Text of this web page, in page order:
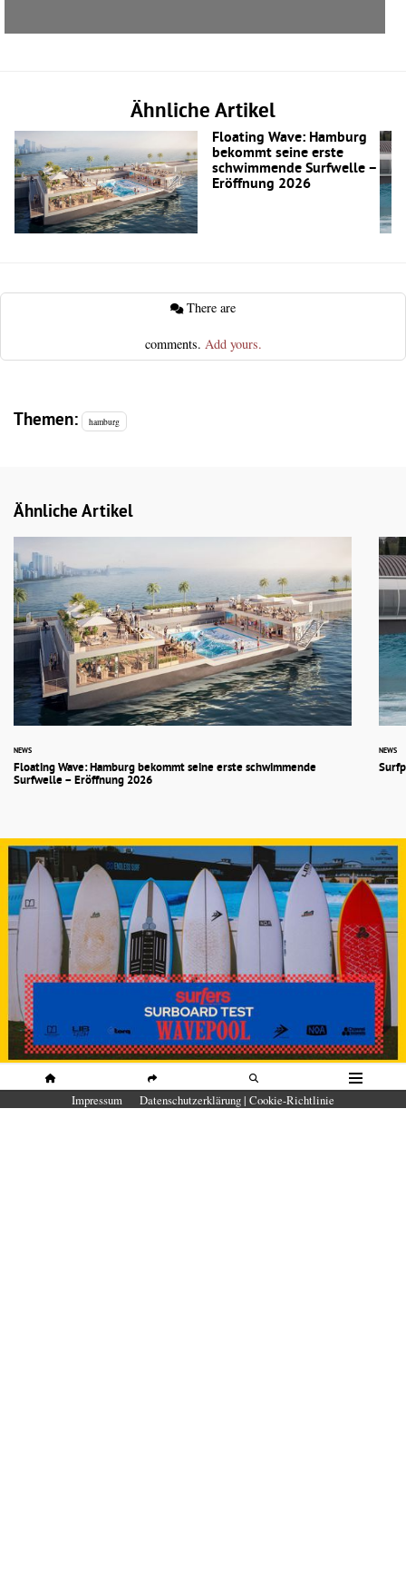
SHARE SUCHE
Ähnliche Artikel
Floating Wave: Hamburg
bekommt seine erste
schwimmende Surfwelle –
Eröffnung 2026
comments. Add yours.
Themen: hamburg
Ähnliche Artikel
NEWS
Floating Wave: Hamburg bekommt seine erste schwimmende
Surfwelle – Eröffnung 2026
NEWS
Impressum Datenschutzerklärung | Cookie-Richtlinie